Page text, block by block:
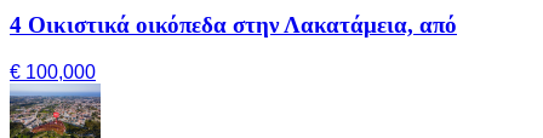
4 Οικιστικά οικόπεδα στην Λακατάμεια, από
€ 100,000